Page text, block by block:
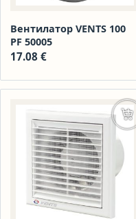
Вентилатор VENTS 100
PF 50005
17.08 €